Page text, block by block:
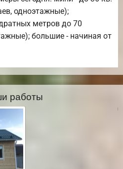
одноэтажные);
метров до 70
большие - начиная от
работы